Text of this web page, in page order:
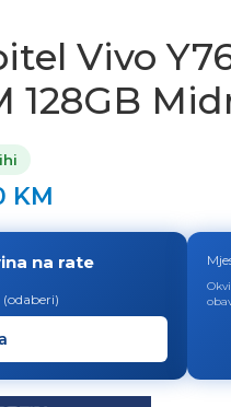
Vivo
128GB
KM
na rate